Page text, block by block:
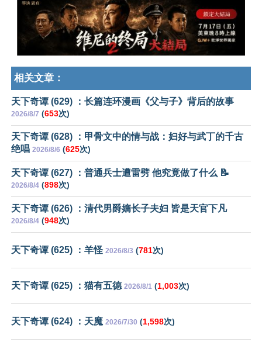
相关文章：
天下奇谭 (629) ：长篇连环漫画《父与子》背后的故事
2026/8/7 (653次)
天下奇谭 (628) ：甲骨文中的情与战：妇好与武丁的千古
绝唱 2026/8/6 (625次)
天下奇谭 (627) ：普通兵士遭雷劈 他究竟做了什么 📝
2026/8/4 (898次)
天下奇谭 (626) ：清代男爵嫡长子夫妇 皆是天官下凡
2026/8/4 (948次)
天下奇谭 (625) ：羊怪 2026/8/3 (781次)
天下奇谭 (625) ：猫有五德 2026/8/1 (1,003次)
天下奇谭 (624) ：天魔 2026/7/30 (1,598次)